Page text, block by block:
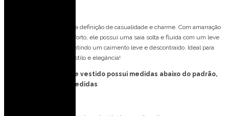
O Vestido Curto Golden é a definição de casualidade e charme. Com amarração
nas costas para maior conforto, ele possui uma saia solta e fluida com um leve
drapeado na cintura, garantindo um caimento leve e descontraído. Ideal para
momentos casuais com estilo e elegância!
FORMA PEQUENA: esse vestido possui medidas abaixo do padrão,
consulte tabela de medidas